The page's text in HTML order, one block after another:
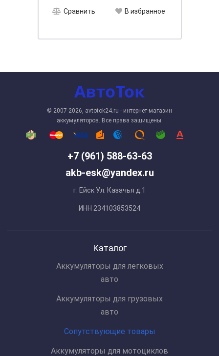
Сравнить В избранное
+7 (961) 588-63-63
akb-esk@yandex.ru
г. Ейск Ул. Казачья д.1
ИНН 234103853524
© 2007-2026, avtotok24.ru - интернет-магазин
аккумуляторов. Все права защищены.
Каталог
Аккумуляторы для легковых
авто
Аккумуляторы для грузовых
авто
Сопутствующие товары
Аккумуляторы для мотоциклов